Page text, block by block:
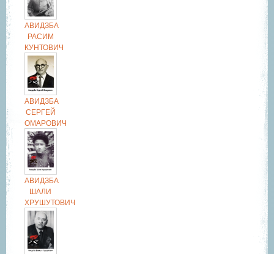
АВИДЗБА
РАСИМ
КУНТОВИЧ
АВИДЗБА
СЕРГЕЙ
ОМАРОВИЧ
АВИДЗБА
ШАЛИ
ХРУШУТОВИЧ